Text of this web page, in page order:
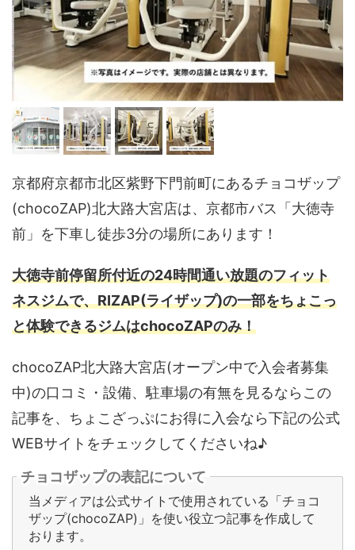
京都府京都市北区紫野下門前町にあるチョコザップ
(chocoZAP)北大路大宮店は、京都市バス「大徳寺
前」を下車し徒歩3分の場所にあります！
大徳寺前停留所付近の24時間通い放題のフィット
ネスジムで、RIZAP(ライザップ)の一部をちょこっ
と体験できるジムはchocoZAPのみ！
chocoZAP北大路大宮店(オープン中で入会者募集
中)の口コミ・設備、駐車場の有無を見るならこの
記事を、ちょこざっぷにお得に入会なら下記の公式
WEBサイトをチェックしてくださいね♪
チョコザップの表記について
当メディアは公式サイトで使用されている「チョコ
ザップ(chocoZAP)」を使い役立つ記事を作成して
おります。